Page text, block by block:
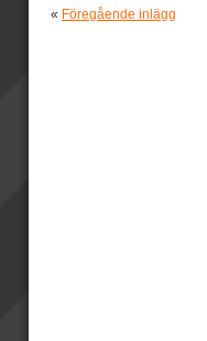
« Föregående inlägg